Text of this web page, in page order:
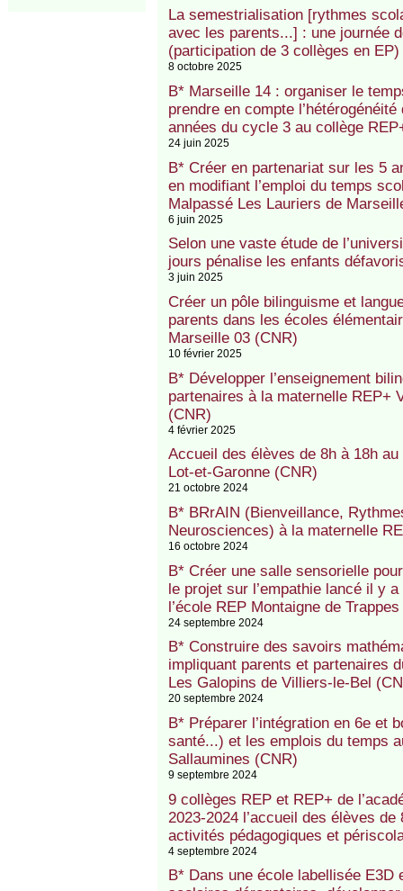
La semestrialisation [rythmes
avec les parents...] : une journée
(participation de 3 collèges en EP)
8 octobre 2025
B* Marseille 14 : organiser le
prendre en compte
années du cycle 3 au collège
24 juin 2025
B* Créer en partenariat sur les 5
en modifiant l’emploi du temps
Malpassé Les Lauriers de
6 juin 2025
Selon une vaste étude de
jours pénalise les enfants
3 juin 2025
Créer un pôle bilinguisme et
parents dans les écoles
Marseille 03 (CNR)
10 février 2025
B* Développer l’enseignement
partenaires à la maternelle REP+
(CNR)
4 février 2025
Accueil des élèves de 8h à 18h
Lot-et-Garonne (CNR)
21 octobre 2024
B* BRrAIN (Bienveillance,
Neurosciences) à la maternelle
16 octobre 2024
B* Créer une salle sensorielle
le projet sur l’empathie lancé il y
l’école REP Montaigne de
24 septembre 2024
B* Construire des savoirs
impliquant parents et partenaires
Les Galopins de Villiers-le-Bel
20 septembre 2024
B* Préparer l’intégration en 6e et
santé...) et les emplois du temps
Sallaumines (CNR)
9 septembre 2024
9 collèges REP et REP+ de
2023-2024 l’accueil des élèves
activités pédagogiques et
4 septembre 2024
B* Dans une école labellisée